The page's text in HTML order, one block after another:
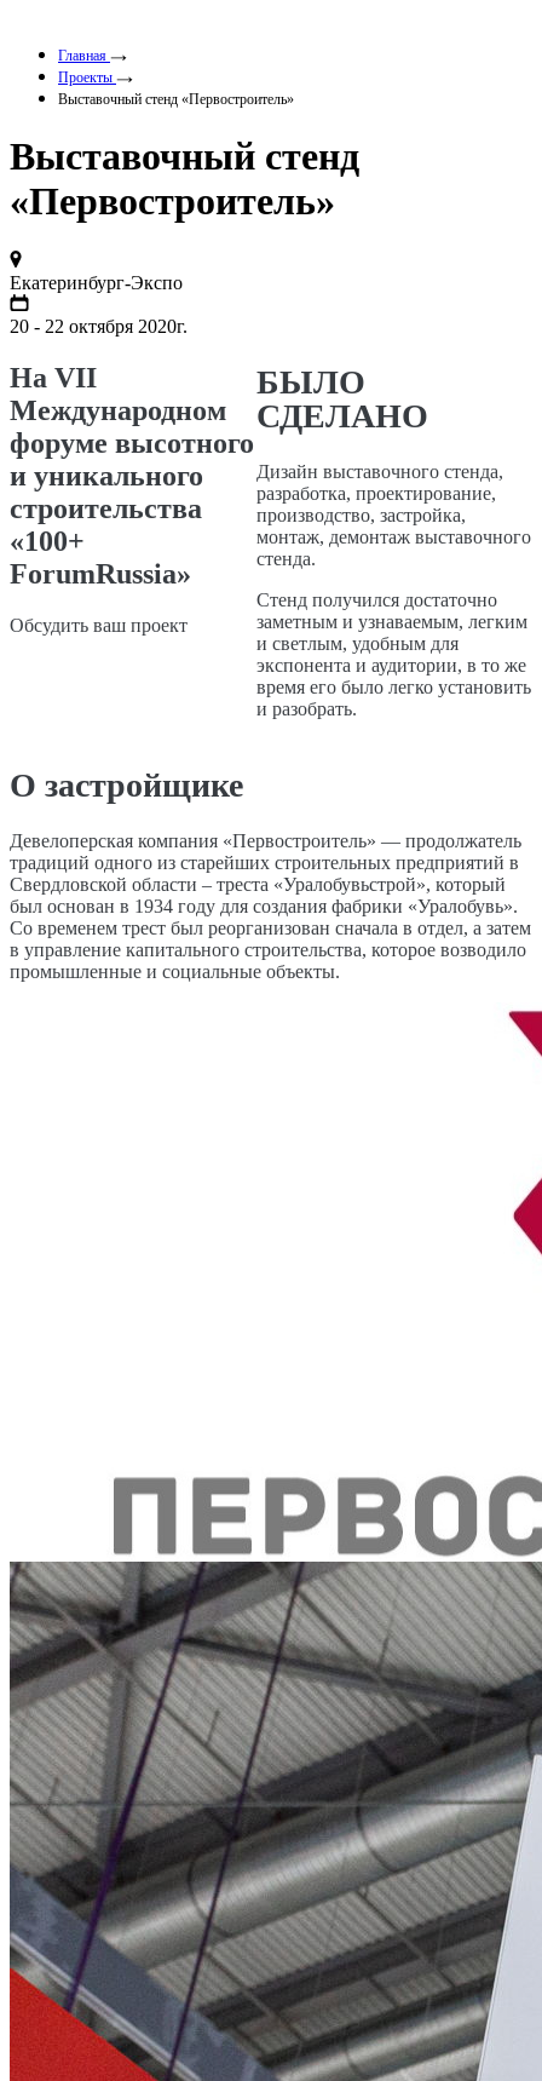
Главная
Проекты
Выставочный стенд «Первостроитель»
Выставочный стенд
«Первостроитель»
Екатеринбург-Экспо
20 - 22 октября 2020г.
На VII
Международном
форуме высотного
и уникального
строительства
«100+
ForumRussia»
Обсудить ваш проект
БЫЛО
СДЕЛАНО
Дизайн выставочного стенда,
разработка, проектирование,
производство, застройка,
монтаж, демонтаж выставочного
стенда.
Стенд получился достаточно
заметным и узнаваемым, легким
и светлым, удобным для
экспонента и аудитории, в то же
время его было легко установить
и разобрать.
О застройщике
Девелоперская компания «Первостроитель» — продолжатель
традиций одного из старейших строительных предприятий в
Свердловской области – треста «Уралобувьстрой», который
был основан в 1934 году для создания фабрики «Уралобувь».
Со временем трест был реорганизован сначала в отдел, а затем
в управление капитального строительства, которое возводило
промышленные и социальные объекты.